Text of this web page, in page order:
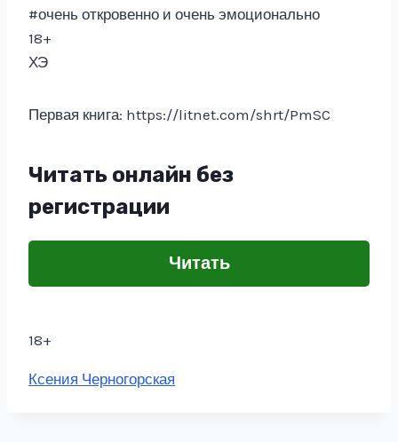
#очень откровенно и очень эмоционально
18+
ХЭ
Первая книга: https://litnet.com/shrt/PmSC
Читать онлайн без
регистрации
Читать
18+
Метки
Ксения Черногорская